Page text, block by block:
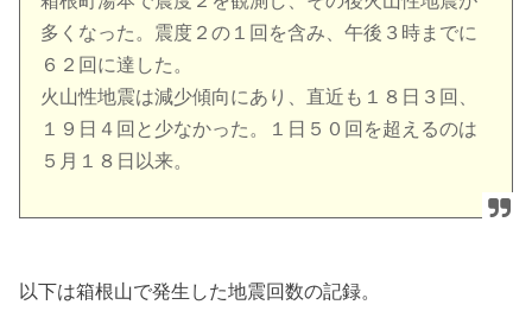
多くなった。震度２の１回を含み、午後３時までに
６２回に達した。
火山性地震は減少傾向にあり、直近も１８日３回、
１９日４回と少なかった。１日５０回を超えるのは
５月１８日以来。
以下は箱根山で発生した地震回数の記録。